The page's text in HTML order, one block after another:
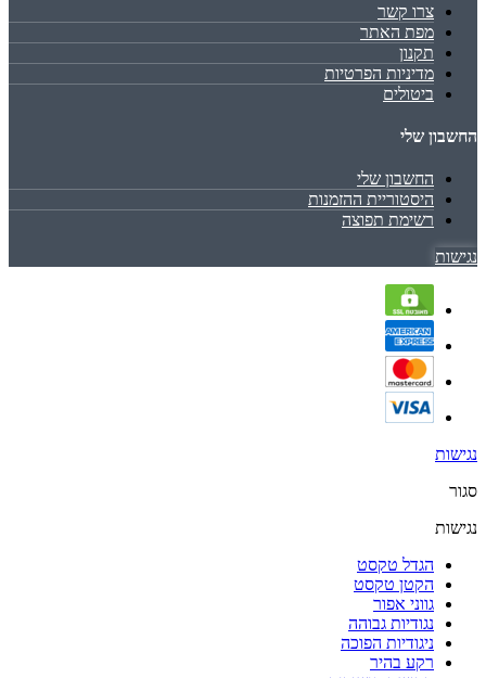
צרו קשר
מפת האתר
תקנון
מדיניות הפרטיות
ביטולים
החשבון שלי
החשבון שלי
היסטוריית ההזמנות
רשימת תפוצה
נגישות
נגישות
סגור
נגישות
הגדל טקסט
הקטן טקסט
גווני אפור
נגודיות גבוהה
ניגודיות הפוכה
רקע בהיר